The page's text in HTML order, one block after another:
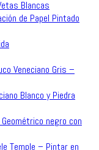
Blancas
de Papel Pintado
Veneciano Gris –
Blanco y Piedra
negro con
Temple – Pintar en